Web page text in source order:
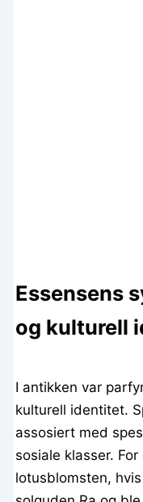
Essensens
og kulturell
I antikken var
kulturell identitet.
assosiert med
sosiale klasser.
lotusblomsten,